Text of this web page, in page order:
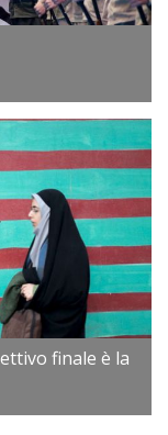
finale è la